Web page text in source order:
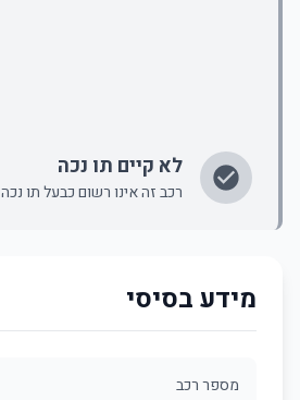
לא קיים תו נכה
רכב זה אינו רשום כבעל תו נכה
מידע בסיסי
מספר רכב